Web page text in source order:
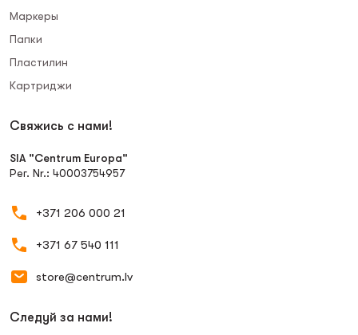
Маркеры
Папки
Пластилин
Картриджи
Свяжись с нами!
SIA "Centrum Europa"
Рег. Nr.: 40003754957
+371 206 000 21
+371 67 540 111
store@centrum.lv
Следуй за нами!